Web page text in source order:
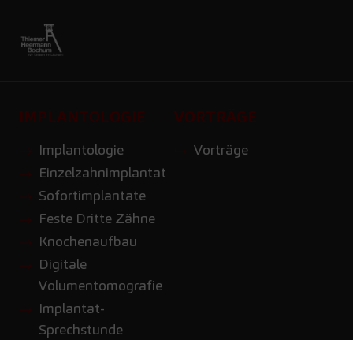
IMPLANTOLOGIE
Implantologie
Einzelzahnimplantat
Sofortimplantate
Feste Dritte Zähne
Knochenaufbau
Digitale
Volumentomografie
Implantat-
Sprechstunde
VORTRÄGE
Vorträge